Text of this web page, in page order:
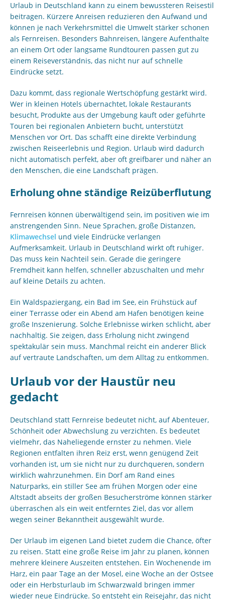
Urlaub in Deutschland kann zu einem bewussteren Reisestil
beitragen. Kürzere Anreisen reduzieren den Aufwand und
können je nach Verkehrsmittel die Umwelt stärker schonen
als Fernreisen. Besonders Bahnreisen, längere Aufenthalte
an einem Ort oder langsame Rundtouren passen gut zu
einem Reiseverständnis, das nicht nur auf schnelle
Eindrücke setzt.
Dazu kommt, dass regionale Wertschöpfung gestärkt wird.
Wer in kleinen Hotels übernachtet, lokale Restaurants
besucht, Produkte aus der Umgebung kauft oder geführte
Touren bei regionalen Anbietern bucht, unterstützt
Menschen vor Ort. Das schafft eine direkte Verbindung
zwischen Reiseerlebnis und Region. Urlaub wird dadurch
nicht automatisch perfekt, aber oft greifbarer und näher an
den Menschen, die eine Landschaft prägen.
Erholung ohne ständige Reizüberflutung
Fernreisen können überwältigend sein, im positiven wie im
anstrengenden Sinn. Neue Sprachen, große Distanzen,
Klimawechsel und viele Eindrücke verlangen
Aufmerksamkeit. Urlaub in Deutschland wirkt oft ruhiger.
Das muss kein Nachteil sein. Gerade die geringere
Fremdheit kann helfen, schneller abzuschalten und mehr
auf kleine Details zu achten.
Ein Waldspaziergang, ein Bad im See, ein Frühstück auf
einer Terrasse oder ein Abend am Hafen benötigen keine
große Inszenierung. Solche Erlebnisse wirken schlicht, aber
nachhaltig. Sie zeigen, dass Erholung nicht zwingend
spektakulär sein muss. Manchmal reicht ein anderer Blick
auf vertraute Landschaften, um dem Alltag zu entkommen.
Urlaub vor der Haustür neu
gedacht
Deutschland statt Fernreise bedeutet nicht, auf Abenteuer,
Schönheit oder Abwechslung zu verzichten. Es bedeutet
vielmehr, das Naheliegende ernster zu nehmen. Viele
Regionen entfalten ihren Reiz erst, wenn genügend Zeit
vorhanden ist, um sie nicht nur zu durchqueren, sondern
wirklich wahrzunehmen. Ein Dorf am Rand eines
Naturparks, ein stiller See am frühen Morgen oder eine
Altstadt abseits der großen Besucherströme können stärker
überraschen als ein weit entferntes Ziel, das vor allem
wegen seiner Bekanntheit ausgewählt wurde.
Der Urlaub im eigenen Land bietet zudem die Chance, öfter
zu reisen. Statt eine große Reise im Jahr zu planen, können
mehrere kleinere Auszeiten entstehen. Ein Wochenende im
Harz, ein paar Tage an der Mosel, eine Woche an der Ostsee
oder ein Herbsturlaub im Schwarzwald bringen immer
wieder neue Eindrücke. So entsteht ein Reisejahr, das nicht